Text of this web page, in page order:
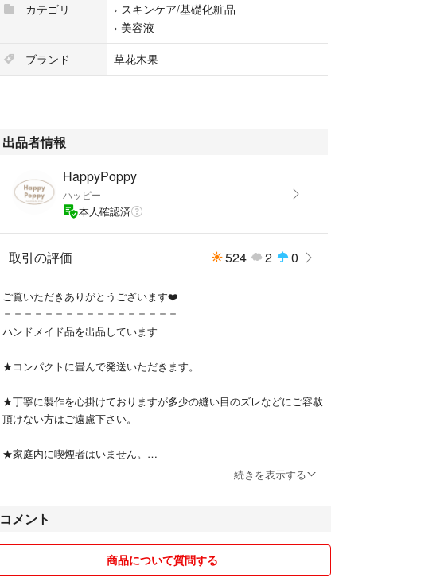
カテゴリ
› スキンケア/基礎化粧品
› 美容液
ブランド
草花木果
出品者情報
HappyPoppy
ハッピー
本人確認済
取引の評価 524 2 0
ご覧いただきありがとうございます❤️
＝＝＝＝＝＝＝＝＝＝＝＝＝＝＝＝＝
ハンドメイド品を出品しています
★コンパクトに畳んで発送いただきます。
★丁寧に製作を心掛けておりますが多少の縫い目のズレなどにご容赦
頂けない方はご遠慮下さい。
★家庭内に喫煙者はいません。
最後までお読み頂きありがとうございますm(_ _)m
どうぞよろしくお願いいたします(^^)
続きを表示する
コメント
商品について質問する